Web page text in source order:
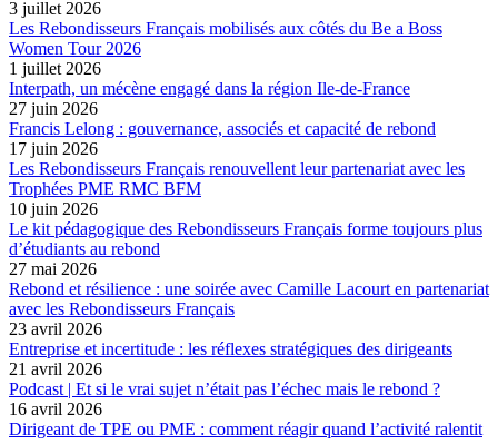
3 juillet 2026
Les Rebondisseurs Français mobilisés aux côtés du Be a Boss
Women Tour 2026
1 juillet 2026
Interpath, un mécène engagé dans la région Ile-de-France
27 juin 2026
Francis Lelong : gouvernance, associés et capacité de rebond
17 juin 2026
Les Rebondisseurs Français renouvellent leur partenariat avec les
Trophées PME RMC BFM
10 juin 2026
Le kit pédagogique des Rebondisseurs Français forme toujours plus
d’étudiants au rebond
27 mai 2026
Rebond et résilience : une soirée avec Camille Lacourt en partenariat
avec les Rebondisseurs Français
23 avril 2026
Entreprise et incertitude : les réflexes stratégiques des dirigeants
21 avril 2026
Podcast | Et si le vrai sujet n’était pas l’échec mais le rebond ?
16 avril 2026
Dirigeant de TPE ou PME : comment réagir quand l’activité ralentit